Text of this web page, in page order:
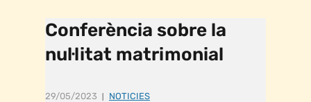
Conferència sobre la
nul·litat matrimonial
29/05/2023 NOTICIES